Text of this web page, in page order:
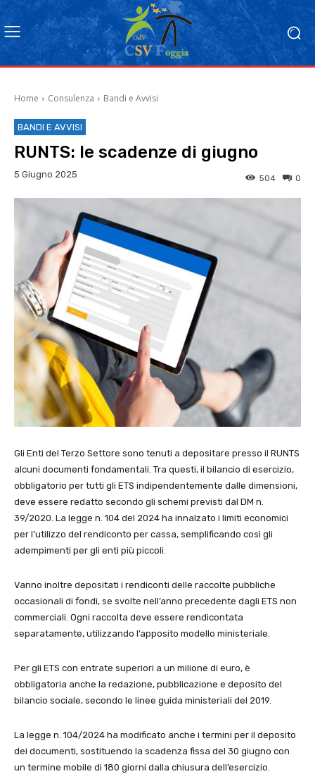
Home Consulenza Bandi e Avvisi
BANDI E AVVISI
RUNTS: le scadenze di giugno
5 Giugno 2025 0
504
Gli Enti del Terzo Settore sono tenuti a depositare presso il RUNTS
alcuni documenti fondamentali. Tra questi, il bilancio di esercizio,
obbligatorio per tutti gli ETS indipendentemente dalle dimensioni,
deve essere redatto secondo gli schemi previsti dal DM n.
39/2020. La legge n. 104 del 2024 ha innalzato i limiti economici
per l’utilizzo del rendiconto per cassa, semplificando così gli
adempimenti per gli enti più piccoli.
Vanno inoltre depositati i rendiconti delle raccolte pubbliche
occasionali di fondi, se svolte nell’anno precedente dagli ETS non
commerciali. Ogni raccolta deve essere rendicontata
separatamente, utilizzando l’apposito modello ministeriale.
Per gli ETS con entrate superiori a un milione di euro, è
obbligatoria anche la redazione, pubblicazione e deposito del
bilancio sociale, secondo le linee guida ministeriali del 2019.
La legge n. 104/2024 ha modificato anche i termini per il deposito
dei documenti, sostituendo la scadenza fissa del 30 giugno con
un termine mobile di 180 giorni dalla chiusura dell’esercizio.